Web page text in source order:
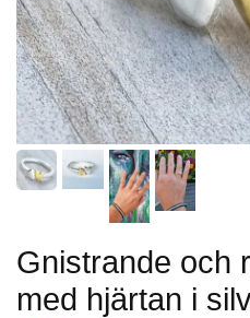
Gnistrande och
med hjärtan i